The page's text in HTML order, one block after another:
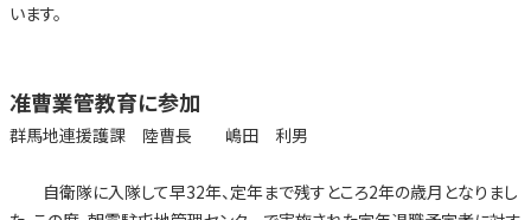
います。
准曹業管教育に参加
群馬地連援護課 陸曹長 嶋田 利男
自衛隊に入隊して早32年、定年まで残すところ2年の歳月となりまし